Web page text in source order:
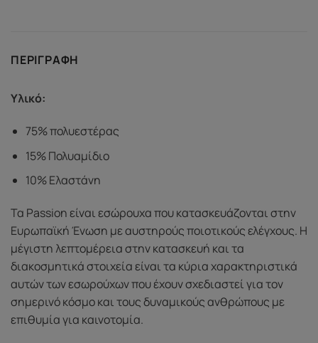
ΠΕΡΙΓΡΑΦΉ
Υλικό:
75% πολυεστέρας
15% Πολυαμίδιο
10% Ελαστάνη
Τα Passion είναι εσώρουχα που κατασκευάζονται στην
Ευρωπαϊκή Ένωση με αυστηρούς ποιοτικούς ελέγχους. Η
μέγιστη λεπτομέρεια στην κατασκευή και τα
διακοσμητικά στοιχεία είναι τα κύρια χαρακτηριστικά
αυτών των εσωρούχων που έχουν σχεδιαστεί για τον
σημερινό κόσμο και τους δυναμικούς ανθρώπους με
επιθυμία για καινοτομία.